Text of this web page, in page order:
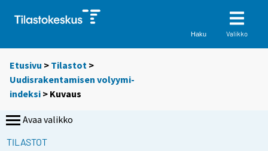
Haku Valikko
Etusivu > Tilastot >
Uudisrakentamisen volyymi-
indeksi > Kuvaus
Avaa valikko
TILASTOT